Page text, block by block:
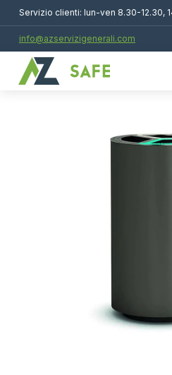
Servizio clienti: lun-ven 8.30-12.30,
info@azservizigenerali.com